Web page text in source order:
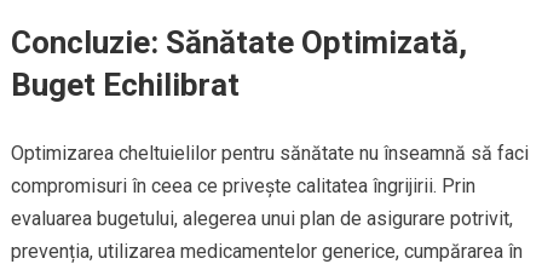
Concluzie: Sănătate Optimizată,
Buget Echilibrat
Optimizarea cheltuielilor pentru sănătate nu înseamnă să faci
compromisuri în ceea ce privește calitatea îngrijirii. Prin
evaluarea bugetului, alegerea unui plan de asigurare potrivit,
prevenția, utilizarea medicamentelor generice, cumpărarea în